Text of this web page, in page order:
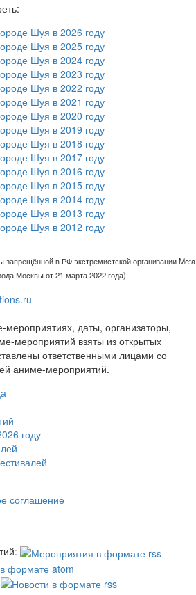
Шуя в 2026 году
Шуя в 2025 году
Шуя в 2024 году
Шуя в 2023 году
Шуя в 2022 году
Шуя в 2021 году
Шуя в 2020 году
Шуя в 2019 году
Шуя в 2018 году
Шуя в 2017 году
Шуя в 2016 году
Шуя в 2015 году
Шуя в 2014 году
Шуя в 2013 году
Шуя в 2012 году
в РФ экстремистской организации Meta
Москвы от 21 марта 2022 года).
даты, организаторы,
мероприятий взяты из открытых
ответственными лицами со
аниме-мероприятий.
году
соглашение